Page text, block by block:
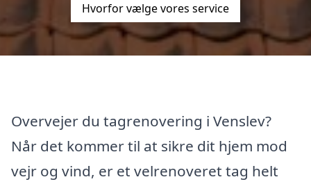
Hvorfor vælge vores service
Overvejer du tagrenovering i Venslev?
Når det kommer til at sikre dit hjem mod
vejr og vind, er et velrenoveret tag helt